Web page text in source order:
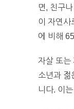
면, 친구
이 자연사
에 비해
자살 또는
소년과 젊
니다. 이